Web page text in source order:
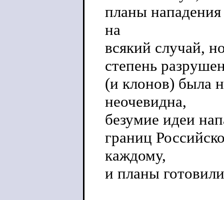
планы
на
всякий случай,
степень
(и клонов) была
неочевидна,
безумие идеи
границ
каждому,
и планы